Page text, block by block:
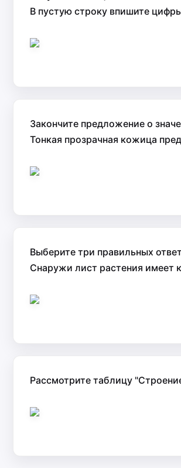
В пустую строку впишите
Закончите предложение о
Тонкая прозрачная кожица
Выберите три правильных
Снаружи лист растения имеет
Рассмотрите таблицу